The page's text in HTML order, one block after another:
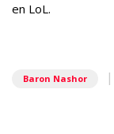
en LoL.
Baron Nashor |